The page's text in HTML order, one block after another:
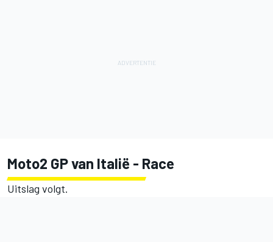
Moto2 GP van Italië - Race
Uitslag volgt.